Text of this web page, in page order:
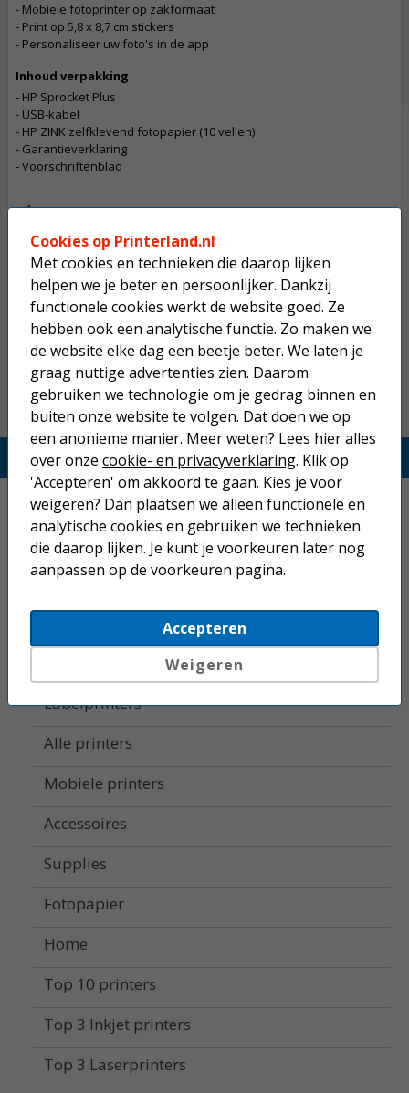
- Mobiele fotoprinter op zakformaat
- Print op 5,8 x 8,7 cm stickers
- Personaliseer uw foto's in de app
Inhoud verpakking
- HP Sprocket Plus
- USB-kabel
- HP ZINK zelfklevend fotopapier (10 vellen)
- Garantieverklaring
- Voorschriftenblad
Op werkdagen voor 22:30 uur besteld, morgen in huis.
Superscherpe prijzen!
Niet goed geld terug.
Gratis verzending boven € 25,-
Betaal binnen 14 dagen na aankoop
Printerland.nl
Home
Inkjetprinters
Laserprinters
All-in-one printers
Beletteringsystemen
Labelprinters
Alle printers
Mobiele printers
Accessoires
Supplies
Fotopapier
Home
Top 10 printers
Top 3 Inkjet printers
Top 3 Laserprinters
Cookies op Printerland.nl
Met cookies en technieken die daarop lijken
helpen we je beter en persoonlijker. Dankzij
functionele cookies werkt de website goed. Ze
hebben ook een analytische functie. Zo maken we
de website elke dag een beetje beter. We laten je
graag nuttige advertenties zien. Daarom
gebruiken we technologie om je gedrag binnen en
buiten onze website te volgen. Dat doen we op
een anonieme manier. Meer weten? Lees hier alles
over onze cookie- en privacyverklaring. Klik op
'Accepteren' om akkoord te gaan. Kies je voor
weigeren? Dan plaatsen we alleen functionele en
analytische cookies en gebruiken we technieken
die daarop lijken. Je kunt je voorkeuren later nog
aanpassen op de voorkeuren pagina.
Accepteren
Weigeren